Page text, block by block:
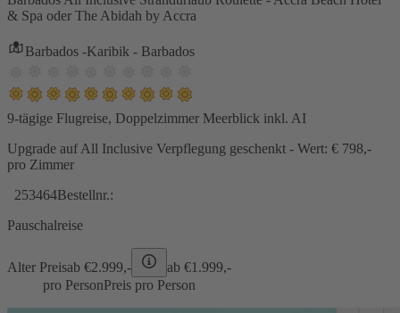
& Spa oder The Abidah by Accra
Barbados -Karibik - Barbados
9-tägige Flugreise, Doppelzimmer Meerblick inkl. AI
Upgrade auf All Inclusive Verpflegung geschenkt - Wert: € 798,-
pro Zimmer
253464Bestellnr.:
Pauschalreise
Alter Preisab €2.999,- ab €1.999,-
pro PersonPreis pro Person